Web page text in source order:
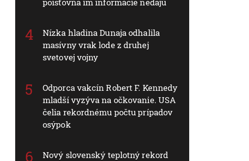
Nízka hladina Dunaja odhalila
masívny vrak lode z druhej
svetovej vojny
Odporca vakcín Robert F. Kennedy
mladší vyzýva na očkovanie. USA
čelia rekordnému počtu prípadov
osýpok
Nový slovenský teplotný rekord